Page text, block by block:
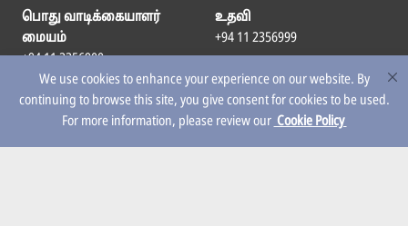
We use cookies to enhance your experience on our website. By
continuing to browse this site, you give consent for cookies to be used.
For more information, please review ourCookie Policy
பொது வாடிக்கையாளர்
மையம்
+94 11 2356900
உதவி
+94 11 2356999
மின்னஞ்சல்
info@lankapay.net